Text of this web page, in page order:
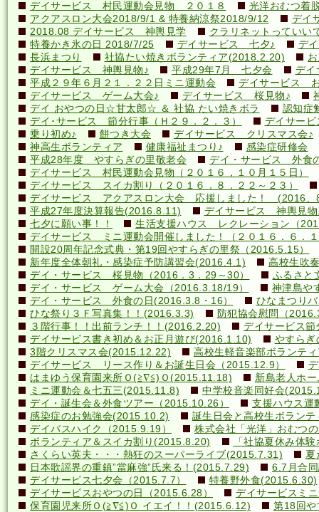
デイサービス 村民運動会見物 ２０１８
光洋おむつ着
アクアスロン大会2018/9/1 & 特養納涼祭2018/9/12
デイ
2018.08 デイサービス 神輿見学
クラリネットってい
特養かき氷の日 2018/7/25
デイサービス 七夕♪
デ
長浜まつり
社協たい焼きボランティア(2018.2.20)
デイサービス 神輿見物♪
平成29年7月 七夕会
デイ
平成２９年６月２１．２２日ミニ運動会
デイサービス
デイサービス ゲーム大会♪
デイサービス 桜見物♪
デイ おやつの日☆甘太郎☆ ＆ 社協 たい焼きボラ
認知症
デイ･サービス 節分行事（Ｈ２９．２．３）
デイサー
乗り初め♪
餅つき大会
デイサービス クリスマス会♪
神高生ボランティア
健康福祉まつり♪
感染症研修会
平成28年度 やすらぎの里敬老会
デイ・サービス 外食
デイサービス 村民運動会見物（２０１６，１０月１５日）
デイサービス スイカ割り（２０１６．８．２２～２３）
デイサービス アクアスロン大会 応援しました！ (2016、
平成27年度決算報告(2016.8.11)
デイサービス 神輿見物
七夕に願い事！！
生活支援ハウス レクレーション（
デイサービス ミニ運動会開催しました！（２０１６．６．
開設20周年記念式典・第19回やすらぎの里祭（2016.5.15）
新年度全体朝礼・感染症予防講習会(2016.4.1)
高校生吹
デイ・サービス 桜見物（2016．3．29～30）
ふるさと
デイ・サービス ゲーム大会（2016.3.18/19）
神津島や
デイ・サービス 外食の日(2016.3.8・16）
ひなまつり
ひな祭り３Ｆ写真集！！(2016.3.3)
防犯協会慰問（
３階行事！！出前ランチ！！(2016.2.20)
デイサービス
デイサービス書き初め＆お正月遊び(2016.1.10)
やすら
3階クリスマス会(2015.12.22)
高校生軽音楽部ボランテ
デイサービス リース作り＆お誕生日会（2015.12.9）
はまゆう保育園来所Ｏ(≧∇≦)Ｏ(2015.11.18)
新島老人ホ
ミニ運動会＆七五三(2015.11.8)
中学校音楽同好会
デイ・誕生会＆外食ツアー（2015.10.26）
支援ハウス運
感染症のお勉強会(2015.10.2)
誕生日会と高校生ボラン
デイバスハイク（2015.9.19）
株式会社「光洋」おむつ
ボランティア＆スイカ割り(2015.8.20)
「社協夏休み体
さくらい英夫・・・熱狂のスーパーライブ(2015.7.31)
夏
日本歌謡界の重鎮”當麻強”氏来る！(2015.7.29)
6.7月合
デイサービス七夕会（2015.7.7）
特養野外食(2015.6.30)
デイサービスおやつの日（2015.6.28）
デイサービスミ
保育園児来所Ｏ(≧∇≦)Ｏ イエイ！！(2015.6.12)
第18回